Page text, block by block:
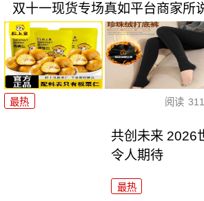
双十一现货专场真如平台商家所
最热 阅读
共创未来 2026
令人期待
最热